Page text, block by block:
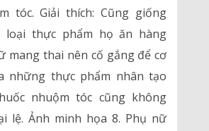
tóc. Giải thích: Cũng giống
loại thực phẩm họ ăn hàng
mang thai nên cố gắng để cơ
những thực phẩm nhân tạo
nhuộm tóc cũng không
lệ. Ảnh minh họa 8. Phụ nữ